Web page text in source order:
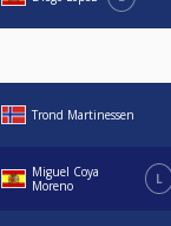
Trond Martinessen
Miguel Coya
Moreno
L